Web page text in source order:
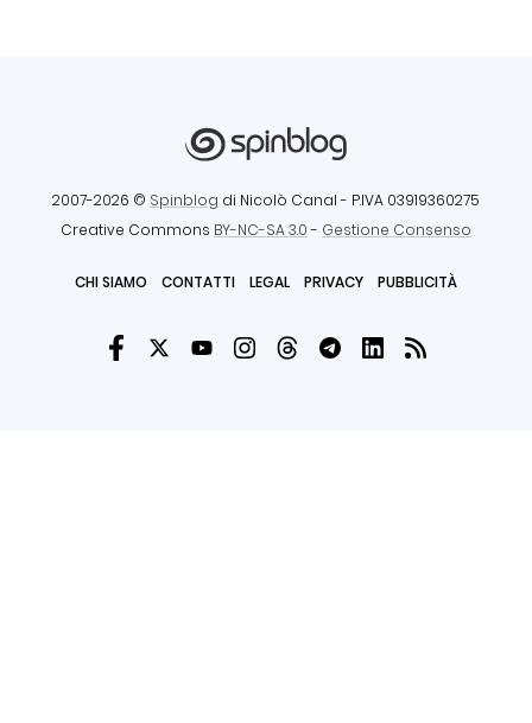
2007-2026 © Spinblog di Nicolò Canal - P.IVA 03919360275
Creative Commons BY-NC-SA 3.0- Gestione Consenso
CHI SIAMO CONTATTI LEGAL PRIVACY PUBBLICITÀ